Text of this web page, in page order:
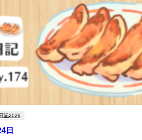
日記2026
日